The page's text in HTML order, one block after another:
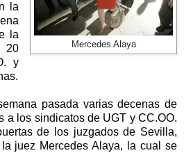
Mercedes Alaya
la
la
20
y
pasada varias decenas de
a los sindicatos de UGT y CC.OO.
de los juzgados de Sevilla,
juez Mercedes Alaya, la cual se